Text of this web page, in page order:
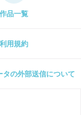
作品一覧
利用規約
タの外部送信について